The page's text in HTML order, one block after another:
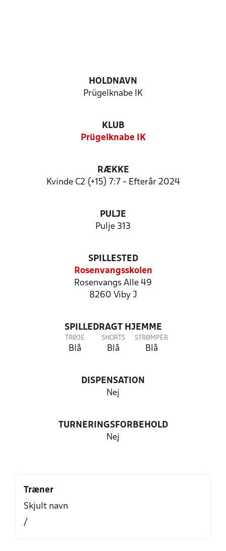
HOLDNAVN
Prügelknabe IK
KLUB
Prügelknabe IK
RÆKKE
Kvinde C2 (+15) 7:7 - Efterår 2024
PULJE
Pulje 313
SPILLESTED
Rosenvangsskolen
Rosenvangs Alle 49
8260 Viby J
SPILLEDRAGT HJEMME
TRØJE
Blå
SHORTS
Blå
STRØMPER
Blå
DISPENSATION
Nej
TURNERINGSFORBEHOLD
Nej
Træner
Skjult navn
/